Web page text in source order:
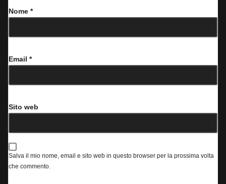
Nome *
Email *
Sito web
Salva il mio nome, email e sito web in questo browser per la prossima volta
che commento.